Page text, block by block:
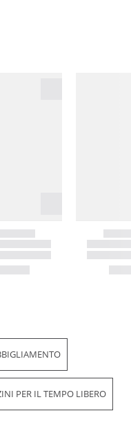
PER IL TEMPO LIBERO